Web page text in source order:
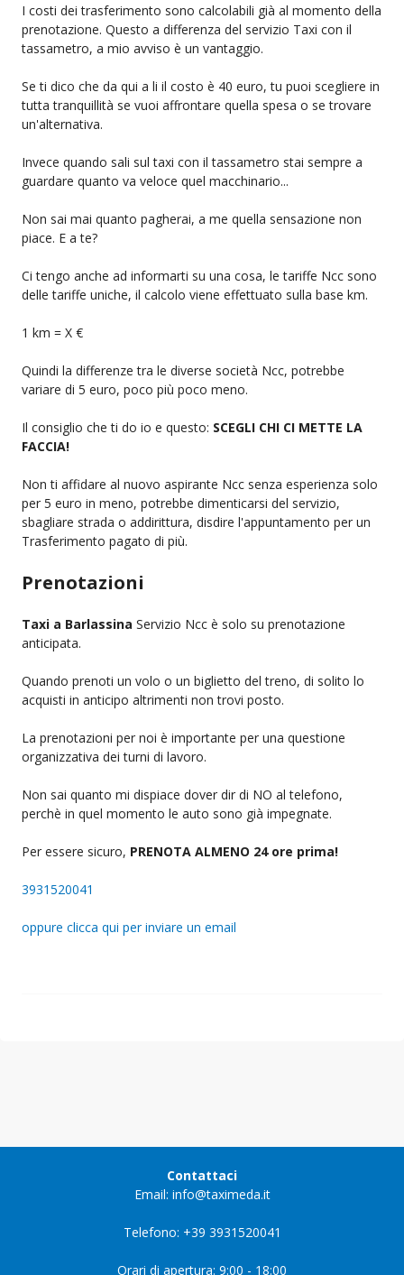
I costi dei trasferimento sono calcolabili già al momento della
prenotazione. Questo a differenza del servizio Taxi con il
tassametro, a mio avviso è un vantaggio.
Se ti dico che da qui a li il costo è 40 euro, tu puoi scegliere in
tutta tranquillità se vuoi affrontare quella spesa o se trovare
un'alternativa.
Invece quando sali sul taxi con il tassametro stai sempre a
guardare quanto va veloce quel macchinario...
Non sai mai quanto pagherai, a me quella sensazione non
piace. E a te?
Ci tengo anche ad informarti su una cosa, le tariffe Ncc sono
delle tariffe uniche, il calcolo viene effettuato sulla base km.
1 km = X €
Quindi la differenze tra le diverse società Ncc, potrebbe
variare di 5 euro, poco più poco meno.
Il consiglio che ti do io e questo: SCEGLI CHI CI METTE LA
FACCIA!
Non ti affidare al nuovo aspirante Ncc senza esperienza solo
per 5 euro in meno, potrebbe dimenticarsi del servizio,
sbagliare strada o addirittura, disdire l'appuntamento per un
Trasferimento pagato di più.
Prenotazioni
Taxi a Barlassina Servizio Ncc è solo su prenotazione
anticipata.
Quando prenoti un volo o un biglietto del treno, di solito lo
acquisti in anticipo altrimenti non trovi posto.
La prenotazioni per noi è importante per una questione
organizzativa dei turni di lavoro.
Non sai quanto mi dispiace dover dir di NO al telefono,
perchè in quel momento le auto sono già impegnate.
Per essere sicuro, PRENOTA ALMENO 24 ore prima!
3931520041
oppure clicca qui per inviare un email
Contattaci
Email: info@taximeda.it
Telefono: +39 3931520041
Orari di apertura: 9:00 - 18:00